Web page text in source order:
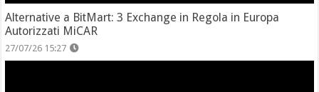
Alternative a BitMart: 3 Exchange in Regola in Europa
Autorizzati MiCAR
27/07/26 15:27